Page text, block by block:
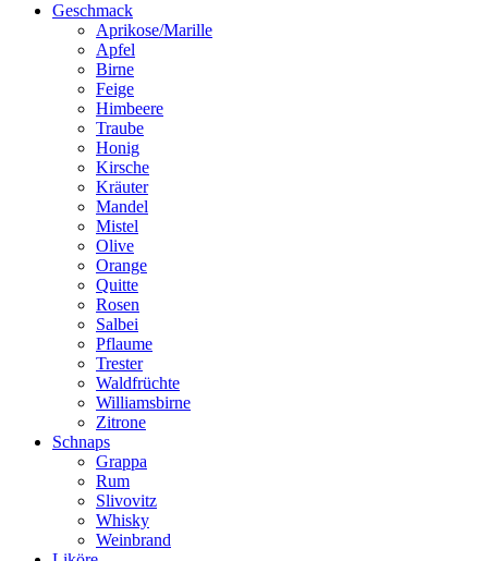
Geschmack
Aprikose/Marille
Apfel
Birne
Feige
Himbeere
Traube
Honig
Kirsche
Kräuter
Mandel
Mistel
Olive
Orange
Quitte
Rosen
Salbei
Pflaume
Trester
Waldfrüchte
Williamsbirne
Zitrone
Schnaps
Grappa
Rum
Slivovitz
Whisky
Weinbrand